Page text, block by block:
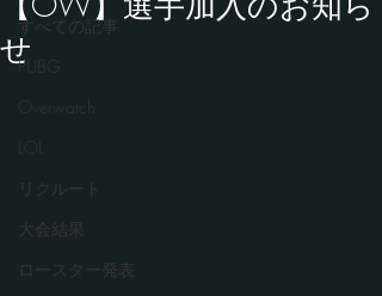
すべての記事
PUBG
Overwatch
LOL
リクルート
大会結果
ロースター発表
せ